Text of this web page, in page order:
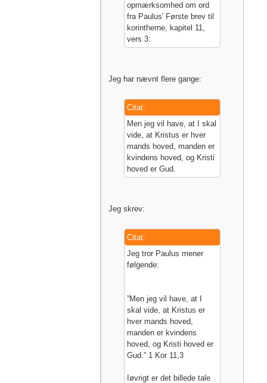
opmærksomhed om ord
fra Paulus' Første brev til
korintherne, kapitel 11,
vers 3:
Jeg har nævnt flere gange:
Citat:
Men jeg vil have, at I skal
vide, at Kristus er hver
mands hoved, manden er
kvindens hoved, og Kristi
hoved er Gud.
Jeg skrev:
Citat:
Jeg tror Paulus mener
følgende:
”Men jeg vil have, at I
skal vide, at Kristus er
hver mands hoved,
manden er kvindens
hoved, og Kristi hoved er
Gud.” 1 Kor 11,3
Iøvrigt er det billede tale